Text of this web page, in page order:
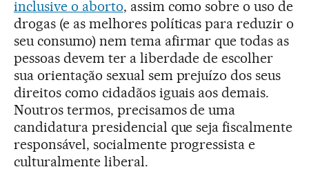
inclusive o aborto, assim como sobre o uso de
drogas (e as melhores políticas para reduzir o
seu consumo) nem tema afirmar que todas as
pessoas devem ter a liberdade de escolher
sua orientação sexual sem prejuízo dos seus
direitos como cidadãos iguais aos demais.
Noutros termos, precisamos de uma
candidatura presidencial que seja fiscalmente
responsável, socialmente progressista e
culturalmente liberal.